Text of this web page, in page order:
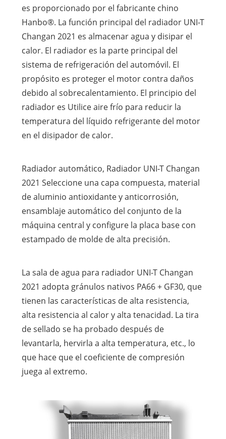
es proporcionado por el fabricante chino
Hanbo®. La función principal del radiador UNI-T
Changan 2021 es almacenar agua y disipar el
calor. El radiador es la parte principal del
sistema de refrigeración del automóvil. El
propósito es proteger el motor contra daños
debido al sobrecalentamiento. El principio del
radiador es Utilice aire frío para reducir la
temperatura del líquido refrigerante del motor
en el disipador de calor.
Radiador automático, Radiador UNI-T Changan
2021 Seleccione una capa compuesta, material
de aluminio antioxidante y anticorrosión,
ensamblaje automático del conjunto de la
máquina central y configure la placa base con
estampado de molde de alta precisión.
La sala de agua para radiador UNI-T Changan
2021 adopta gránulos nativos PA66 + GF30, que
tienen las características de alta resistencia,
alta resistencia al calor y alta tenacidad. La tira
de sellado se ha probado después de
levantarla, hervirla a alta temperatura, etc., lo
que hace que el coeficiente de compresión
juega al extremo.